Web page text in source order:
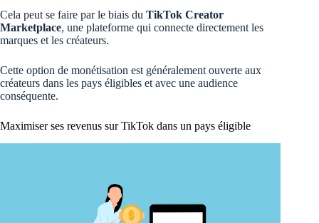
Cela peut se faire par le biais du TikTok Creator
Marketplace, une plateforme qui connecte directement les
marques et les créateurs.
Cette option de monétisation est généralement ouverte aux
créateurs dans les pays éligibles et avec une audience
conséquente.
Maximiser ses revenus sur TikTok dans un pays éligible